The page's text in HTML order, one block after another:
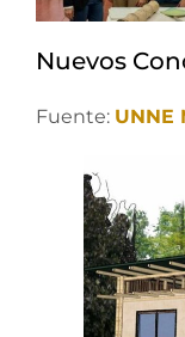
Nuevos
Fuente: UNNE